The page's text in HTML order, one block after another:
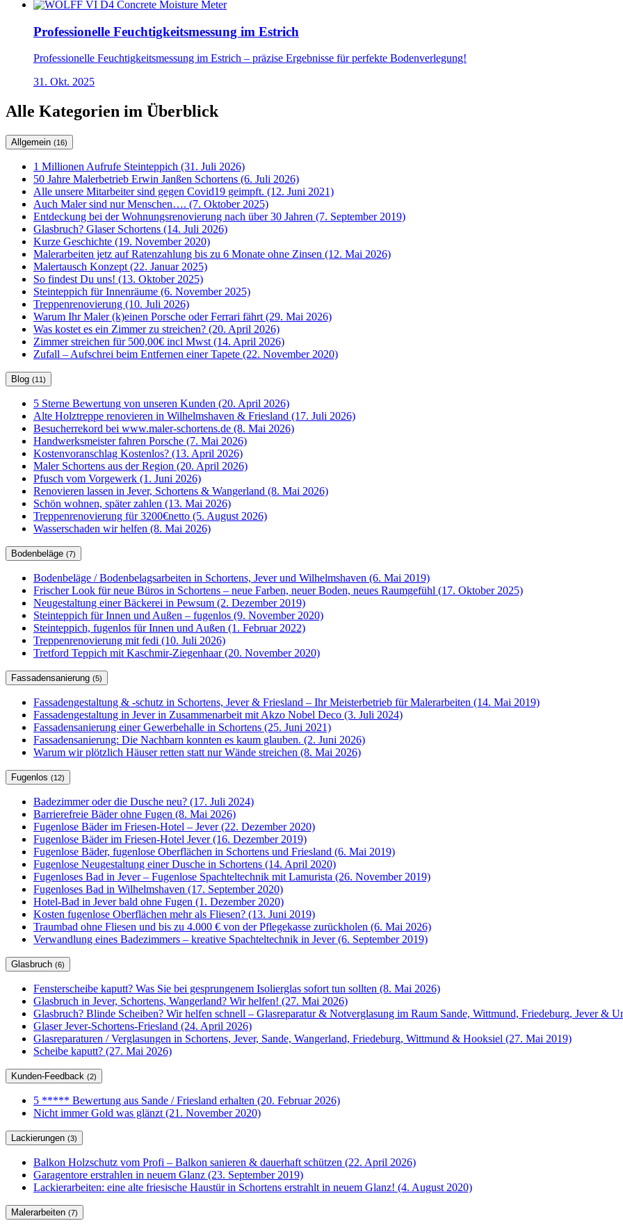
Professionelle Feuchtigkeitsmessung im Estrich
Professionelle Feuchtigkeitsmessung im Estrich – präzise Ergebnisse für perfekte Bodenverlegung!
31. Okt. 2025
Alle Kategorien im Überblick
Allgemein (16)
1 Millionen Aufrufe Steinteppich (31. Juli 2026)
50 Jahre Malerbetrieb Erwin Janßen Schortens (6. Juli 2026)
Alle unsere Mitarbeiter sind gegen Covid19 geimpft. (12. Juni 2021)
Auch Maler sind nur Menschen…. (7. Oktober 2025)
Entdeckung bei der Wohnungsrenovierung nach über 30 Jahren (7. September 2019)
Glasbruch? Glaser Schortens (14. Juli 2026)
Kurze Geschichte (19. November 2020)
Malerarbeiten jetz auf Ratenzahlung bis zu 6 Monate ohne Zinsen (12. Mai 2026)
Malertausch Konzept (22. Januar 2025)
So findest Du uns! (13. Oktober 2025)
Steinteppich für Innenräume (6. November 2025)
Treppenrenovierung (10. Juli 2026)
Warum Ihr Maler (k)einen Porsche oder Ferrari fährt (29. Mai 2026)
Was kostet es ein Zimmer zu streichen? (20. April 2026)
Zimmer streichen für 500,00€ incl Mwst (14. April 2026)
Zufall – Aufschrei beim Entfernen einer Tapete (22. November 2020)
Blog (11)
5 Sterne Bewertung von unseren Kunden (20. April 2026)
Alte Holztreppe renovieren in Wilhelmshaven & Friesland (17. Juli 2026)
Besucherrekord bei www.maler-schortens.de (8. Mai 2026)
Handwerksmeister fahren Porsche (7. Mai 2026)
Kostenvoranschlag Kostenlos? (13. April 2026)
Maler Schortens aus der Region (20. April 2026)
Pfusch vom Vorgewerk (1. Juni 2026)
Renovieren lassen in Jever, Schortens & Wangerland (8. Mai 2026)
Schön wohnen, später zahlen (13. Mai 2026)
Treppenrenovierung für 3200€netto (5. August 2026)
Wasserschaden wir helfen (8. Mai 2026)
Bodenbeläge (7)
Bodenbeläge / Bodenbelagsarbeiten in Schortens, Jever und Wilhelmshaven (6. Mai 2019)
Frischer Look für neue Büros in Schortens – neue Farben, neuer Boden, neues Raumgefühl (17. Oktober 2025)
Neugestaltung einer Bäckerei in Pewsum (2. Dezember 2019)
Steinteppich für Innen und Außen – fugenlos (9. November 2020)
Steinteppich, fugenlos für Innen und Außen (1. Februar 2022)
Treppenrenovierung mit fedi (10. Juli 2026)
Tretford Teppich mit Kaschmir-Ziegenhaar (20. November 2020)
Fassadensanierung (5)
Fassadengestaltung & -schutz in Schortens, Jever & Friesland – Ihr Meisterbetrieb für Malerarbeiten (14. Mai 2019)
Fassadengestaltung in Jever in Zusammenarbeit mit Akzo Nobel Deco (3. Juli 2024)
Fassadensanierung einer Gewerbehalle in Schortens (25. Juni 2021)
Fassadensanierung: Die Nachbarn konnten es kaum glauben. (2. Juni 2026)
Warum wir plötzlich Häuser retten statt nur Wände streichen (8. Mai 2026)
Fugenlos (12)
Badezimmer oder die Dusche neu? (17. Juli 2024)
Barrierefreie Bäder ohne Fugen (8. Mai 2026)
Fugenlose Bäder im Friesen-Hotel – Jever (22. Dezember 2020)
Fugenlose Bäder im Friesen-Hotel Jever (16. Dezember 2019)
Fugenlose Bäder, fugenlose Oberflächen in Schortens und Friesland (6. Mai 2019)
Fugenlose Neugestaltung einer Dusche in Schortens (14. April 2020)
Fugenloses Bad in Jever – Fugenlose Spachteltechnik mit Lamurista (26. November 2019)
Fugenloses Bad in Wilhelmshaven (17. September 2020)
Hotel-Bad in Jever bald ohne Fugen (1. Dezember 2020)
Kosten fugenlose Oberflächen mehr als Fliesen? (13. Juni 2019)
Traumbad ohne Fliesen und bis zu 4.000 € von der Pflegekasse zurückholen (6. Mai 2026)
Verwandlung eines Badezimmers – kreative Spachteltechnik in Jever (6. September 2019)
Glasbruch (6)
Fensterscheibe kaputt? Was Sie bei gesprungenem Isolierglas sofort tun sollten (8. Mai 2026)
Glasbruch in Jever, Schortens, Wangerland? Wir helfen! (27. Mai 2026)
Glasbruch? Blinde Scheiben? Wir helfen schnell – Glasreparatur & Notverglasung im Raum Sande, Wittmund, Friedeburg, Jever &
Glaser Jever-Schortens-Friesland (24. April 2026)
Glasreparaturen / Verglasungen in Schortens, Jever, Sande, Wangerland, Friedeburg, Wittmund & Hooksiel (27. Mai 2019)
Scheibe kaputt? (27. Mai 2026)
Kunden-Feedback (2)
5 ***** Bewertung aus Sande / Friesland erhalten (20. Februar 2026)
Nicht immer Gold was glänzt (21. November 2020)
Lackierungen (3)
Balkon Holzschutz vom Profi – Balkon sanieren & dauerhaft schützen (22. April 2026)
Garagentore erstrahlen in neuem Glanz (23. September 2019)
Lackierarbeiten: eine alte friesische Haustür in Schortens erstrahlt in neuem Glanz! (4. August 2020)
Malerarbeiten (7)